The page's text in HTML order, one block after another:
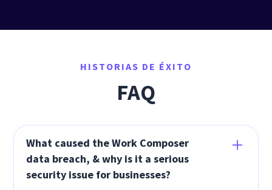
HISTORIAS DE ÉXITO
FAQ
What caused the Work Composer
data breach, & why is it a serious
security issue for businesses?